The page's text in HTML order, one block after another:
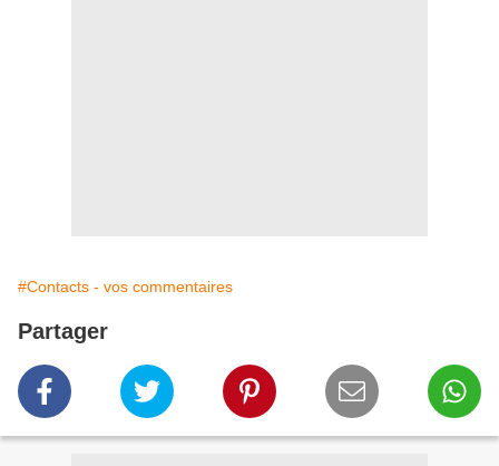
#Contacts - vos commentaires
Partager